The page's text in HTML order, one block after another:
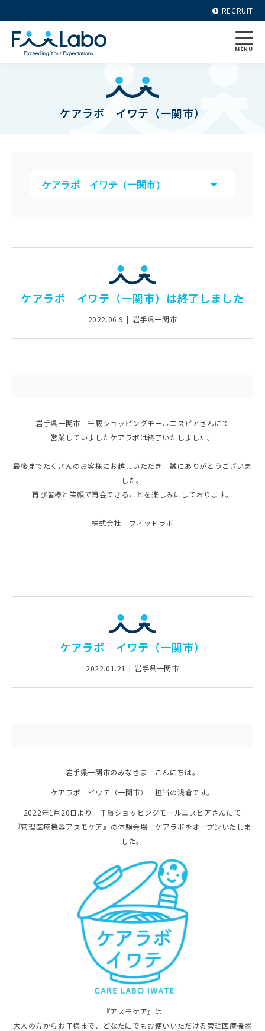
RECRUIT
MENU
ケアラボ イワテ（一関市）
ケアラボ イワテ（一関市）は終了しました
2022.06.9 岩手県一関市
岩手県一関市 千厩ショッピングモールエスピアさんにて
営業していましたケアラボは終了いたしました。
最後までたくさんのお客様にお越しいただき 誠にありがとうございま
した。
再び皆様と笑顔で再会できることを楽しみにしております。
株式会社 フィットラボ
ケアラボ イワテ（一関市）
2022.01.21 岩手県一関市
岩手県一関市のみなさま こんにちは。
ケアラボ イワテ（一関市） 担当の浅倉です。
2022年1月20日より 千厩ショッピングモールエスピアさんにて
『管理医療機器アスモケア』の体験会場 ケアラボをオープンいたしま
した。
『アスモケア』は
大人の方からお子様まで、どなたにでもお使いいただける管理医療機器